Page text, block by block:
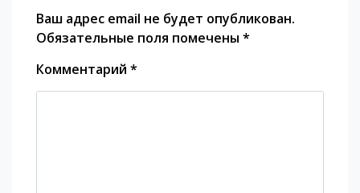
Ваш адрес email не будет опубликован.
Обязательные поля помечены *
Комментарий *